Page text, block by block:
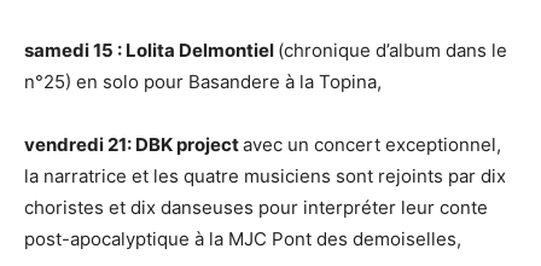
samedi 15 : Lolita Delmontiel (chronique d’album dans le
n°25) en solo pour Basandere à la Topina,
vendredi 21: DBK projectavec un concert exceptionnel,
la narratrice et les quatre musiciens sont rejoints par dix
choristes et dix danseuses pour interpréter leur conte
post-apocalyptique à la MJC Pont des demoiselles,